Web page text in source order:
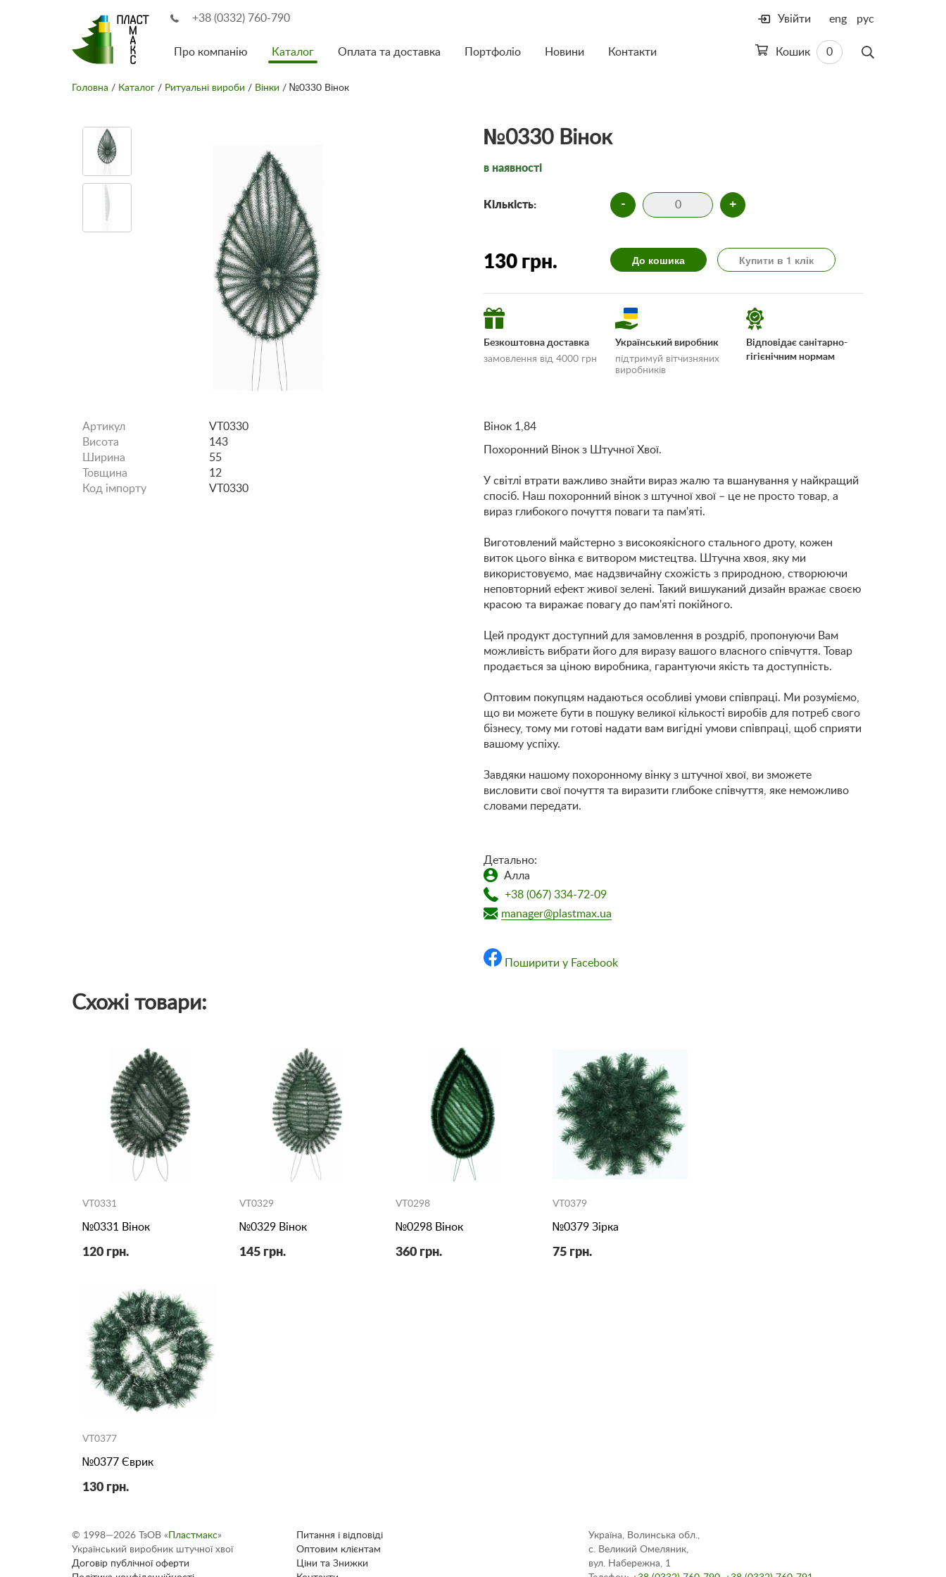
+38 (0332) 760-790 Увійти
Кошик 0
Про компанію Каталог Оплата та доставка Портфоліо Новини Контакти
eng рус
Головна / Каталог / Ритуальні вироби / Вінки / №0330 Вінок
№0330 Вінок
в наявності
Кількість: - +
130 грн. До кошика Купити в 1 клік
Безкоштовна доставка
замовлення від 4000 грн
«Умови доставки і
Український виробник
підтримуй вітчизняних
виробників
Відповідає санітарно-
гігієнічним нормам
Артикул
VT0330
Висота
143
Ширина
55
Товщина
12
Код імпорту
VT0330
Вінок 1,84
Похоронний Вінок з Штучної Хвої.
У світлі втрати важливо знайти вираз жалю та вшанування у найкращий
спосіб. Наш похоронний вінок з штучної хвої – це не просто товар, а
вираз глибокого почуття поваги та пам'яті.
Виготовлений майстерно з високоякісного стального дроту, кожен
виток цього вінка є витвором мистецтва. Штучна хвоя, яку ми
використовуємо, має надзвичайну схожість з природною, створюючи
неповторний ефект живої зелені. Такий вишуканий дизайн вражає своєю
красою та виражає повагу до пам'яті покійного.
Цей продукт доступний для замовлення в роздріб, пропонуючи Вам
можливість вибрати його для виразу вашого власного співчуття. Товар
продається за ціною виробника, гарантуючи якість та доступність.
Оптовим покупцям надаються особливі умови співпраці. Ми розуміємо,
що ви можете бути в пошуку великої кількості виробів для потреб свого
бізнесу, тому ми готові надати вам вигідні умови співпраці, щоб сприяти
вашому успіху.
Завдяки нашому похоронному вінку з штучної хвої, ви зможете
висловити свої почуття та виразити глибоке співчуття, яке неможливо
словами передати.
Детально:
Алла
+38 (067) 334-72-09
manager@plastmax.ua
Поширити у Facebook
Схожі товари:
VT0331
№0331 Вінок
120 грн.
VT0329
№0329 Вінок
145 грн.
VT0298
№0298 Вінок
360 грн.
VT0379
№0379 Зірка
75 грн.
VT0377
№0377 Єврик
130 грн.
Україна, Волинська обл.,
с. Великий Омеляник,
вул. Набережна, 1
Питання і відповіді
Оптовим клієнтам
Ціни та Знижки
© 1998—2026 ТзОВ « Пластмакс»
Український виробник штучної хвої
Договір публічної оферти